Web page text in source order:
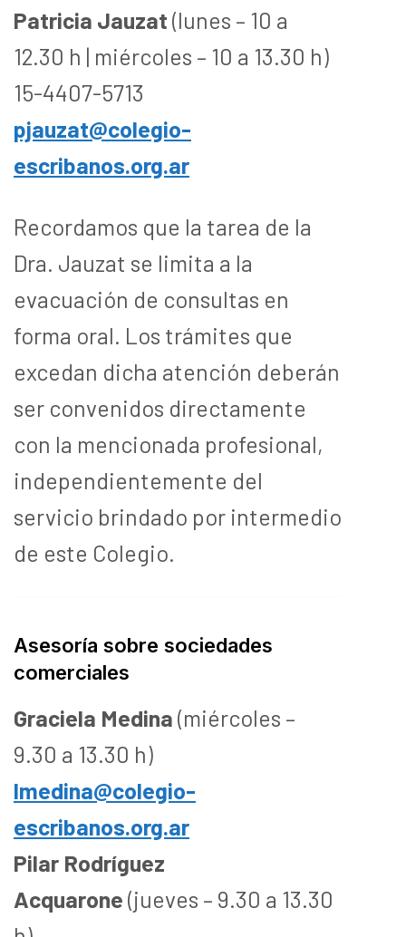
Patricia Jauzat (lunes – 10 a
12.30 h | miércoles – 10 a 13.30 h)
15-4407-5713
pjauzat@colegio-
escribanos.org.ar
Recordamos que la tarea de la
Dra. Jauzat se limita a la
evacuación de consultas en
forma oral. Los trámites que
excedan dicha atención deberán
ser convenidos directamente
con la mencionada profesional,
independientemente del
servicio brindado por intermedio
de este Colegio.
Asesoría sobre sociedades
comerciales
Graciela Medina (miércoles –
9.30 a 13.30 h)
lmedina@colegio-
escribanos.org.ar
Pilar Rodríguez
Acquarone (jueves – 9.30 a 13.30